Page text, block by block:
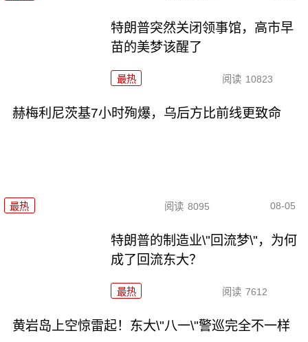
特朗普突然关闭领事馆，高市早
苗的美梦该醒了
最热 阅读 10823
赫梅利尼茨基7小时殉爆，乌后方比前线更致命
最热 阅读 8095 08-05
特朗普的制造业\"回流梦\"，为何
成了回流东大？
最热 阅读 7612
黄岩岛上空惊雷起！东大\"八一\"警巡完全不一样